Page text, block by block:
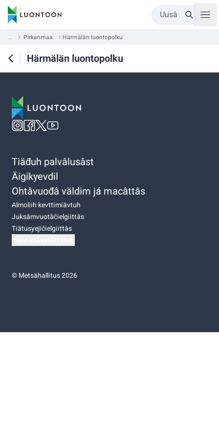
Uusâ
... Pirkanmaa Härmälän luontopolku
Härmälän luontopolku
Tiäđuh palvâlusâst
Äigikyevdil
Ohtâvuođâ väldim já macâttâs
Almoliih kevttimiävtuh
Juksâmvuotâčielgiittâs
Tiätusyejičielgiittâs
©Metsähallitus 2026